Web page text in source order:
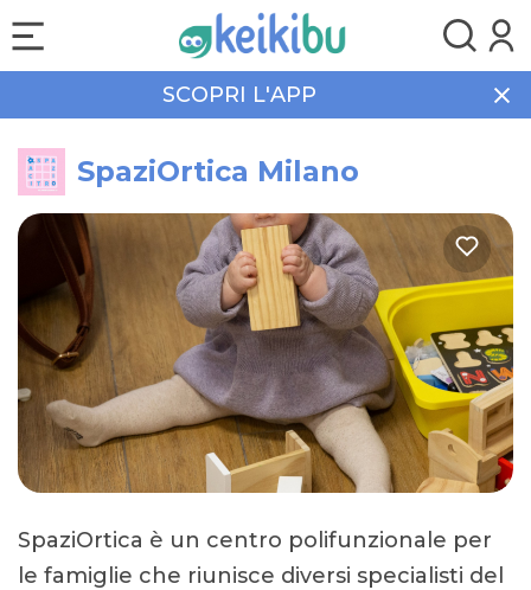
SCOPRI L'APP
Neonatale SpaziOrtica Milano
SpaziOrtica Milano
SpaziOrtica è un centro polifunzionale per
le famiglie che riunisce diversi specialisti del